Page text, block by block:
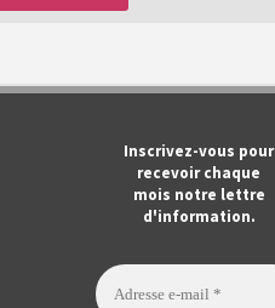
Inscrivez-vous pour
recevoir chaque
mois notre lettre
d'information.